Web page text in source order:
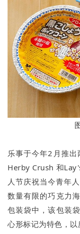
乐事于今年2月推
Herby Crush 和
人节庆祝当今青年
数量有限的巧克力
包装袋中，该包装
心形标记为特色，以